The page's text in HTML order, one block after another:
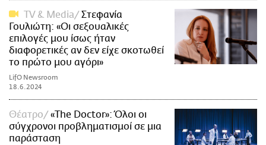
TV & Media
Στεφανία
Γουλιώτη: «Οι σεξουαλικές
επιλογές μου ίσως ήταν
διαφορετικές αν δεν είχε σκοτωθεί
το πρώτο μου αγόρι»
LifO Newsroom
18.6.2024
Θέατρο
«Τhe Doctor»: Όλοι οι
σύγχρονοι προβληματισμοί σε μια
παράσταση